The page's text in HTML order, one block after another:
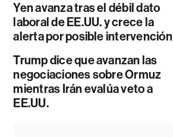
Yen avanza tras el débil dato
laboral de EE.UU. y crece la
alerta por posible intervención
Trump dice que avanzan las
negociaciones sobre Ormuz
mientras Irán evalúa veto a
EE.UU.